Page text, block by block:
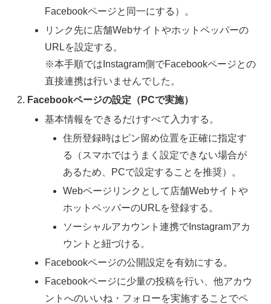
Facebookページと同一にする）。
リンク先に店舗Webサイトやホットペッパーの
URLを設定する。
※本手順ではInstagram側でFacebookページとの
直接連携は行いませんでした。
Facebookページの設定（PCで実施）
基本情報をできるだけすべて入力する。
住所登録時はピン留め位置を正確に指定す
る（スマホではうまく設定できない場合が
あるため、PCで設定することを推奨）。
Webページリンクとして店舗Webサイトや
ホットペッパーのURLを登録する。
ソーシャルアカウント連携でInstagramアカ
ウントと紐づける。
Facebookページの公開設定を有効にする。
Facebookページに少量の投稿を行い、他アカウ
ントへのいいね・フォローを実施することでペ